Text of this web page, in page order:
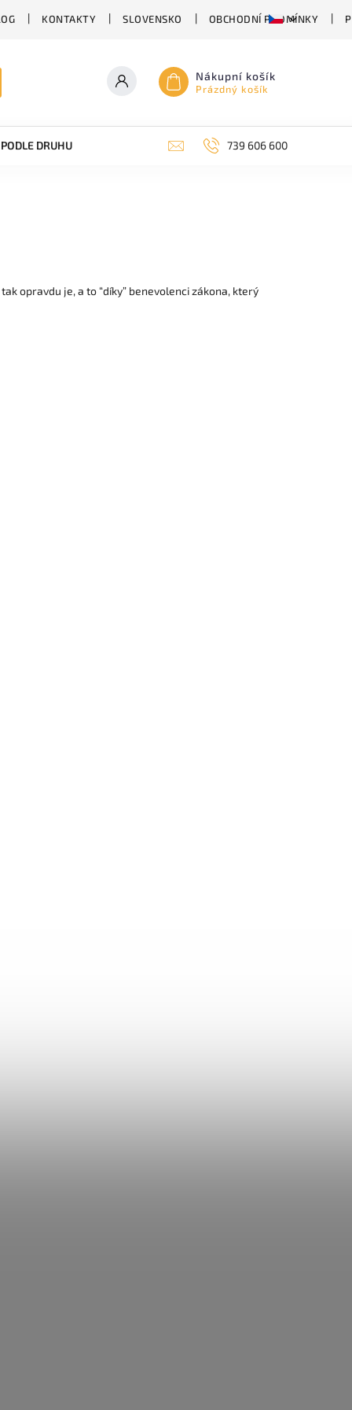
KONTAKTY SLOVENSKO OBCHODNÍ PODMÍNKY
Nákupní košík
Prázdný košík
PODLE DRUHU PIVA SUDOVÉ PIVO PIVO V PLECHU
739 606 600
opravdu je, a to “díky” benevolenci zákona, který